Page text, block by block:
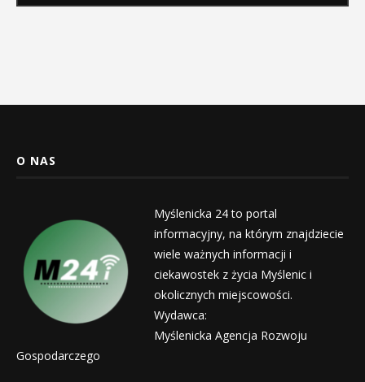
O NAS
Myślenicka 24 to portal
informacyjny, na którym znajdziecie
wiele ważnych informacji i
ciekawostek z życia Myślenic i
okolicznych miejscowości.
Wydawca:
Myślenicka Agencja Rozwoju
Gospodarczego